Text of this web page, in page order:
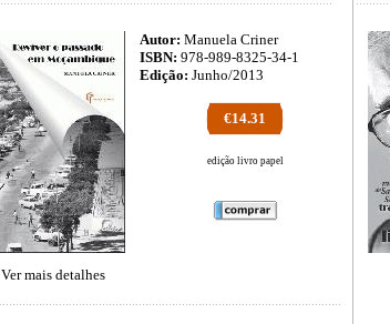
Ver mais detalhes
Autor: Manuela Criner
ISBN: 978-989-8325-34-1
Edição: Junho/2013
€14.31
edição livro papel